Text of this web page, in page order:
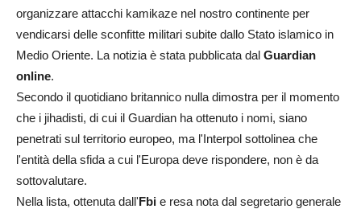
organizzare attacchi kamikaze nel nostro continente per
vendicarsi delle sconfitte militari subite dallo Stato islamico in
Medio Oriente. La notizia è stata pubblicata dal Guardian
online.
Secondo il quotidiano britannico nulla dimostra per il momento
che i jihadisti, di cui il Guardian ha ottenuto i nomi, siano
penetrati sul territorio europeo, ma l'Interpol sottolinea che
l'entità della sfida a cui l'Europa deve rispondere, non è da
sottovalutare.
Nella lista, ottenuta dall'Fbi e resa nota dal segretario generale